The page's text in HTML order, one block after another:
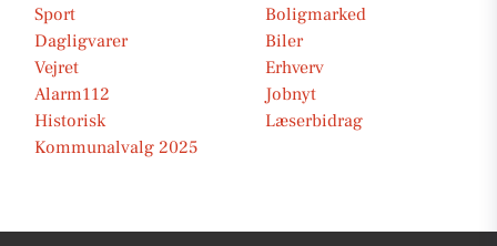
Sport
Boligmarked
Dagligvarer
Biler
Vejret
Erhverv
Alarm112
Jobnyt
Historisk
Læserbidrag
Kommunalvalg 2025